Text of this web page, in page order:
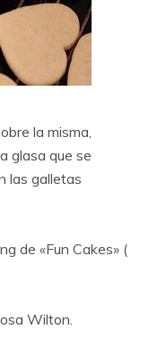
la misma,
glasa que se
las galletas
de «Fun Cakes» (
Wilton.